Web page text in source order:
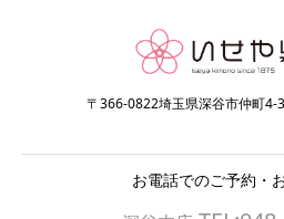
〒366-0822埼玉県深谷市仲町4-
お電話でのご予約・